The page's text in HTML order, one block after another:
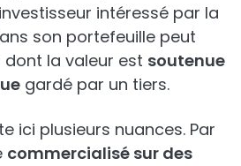
intéressé par la
son portefeuille peut
dont la valeur est soutenue
gardé par un tiers.
ici plusieurs nuances. Par
commercialisé sur des